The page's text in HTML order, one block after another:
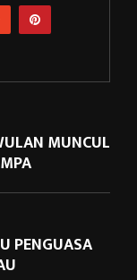
MUNCUL
PENGUASA